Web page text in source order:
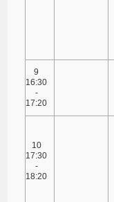
9
16:30
-
17:20
10
17:30
-
18:20